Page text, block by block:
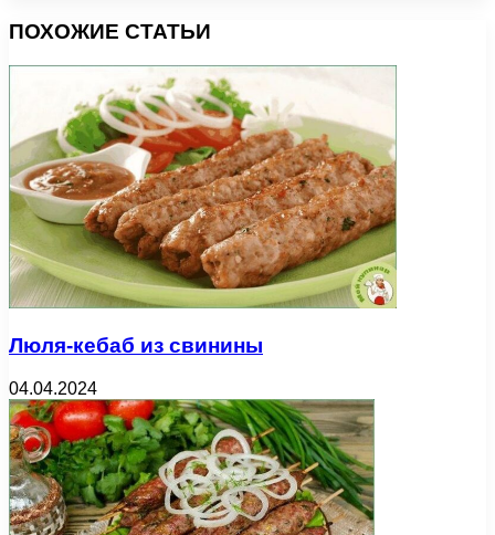
ПОХОЖИЕ СТАТЬИ
Люля-кебаб из свинины
04.04.2024